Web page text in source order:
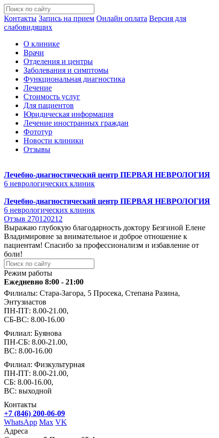
Контакты Запись на прием Онлайн оплата Версия для
слабовидящих
О клинике
Врачи
Отделения и центры
Заболевания и симптомы
Функциональная диагностика
Лечение
Стоимость услуг
Для пациентов
Юридическая информация
Лечение иностранных граждан
Фототур
Новости клиники
Отзывы
Лечебно-диагностический центр ПЕРВАЯ НЕВРОЛОГИЯ
6 неврологических клиник
Лечебно-диагностический центр ПЕРВАЯ НЕВРОЛОГИЯ
6 неврологических клиник
Отзыв 270120212
Выражаю глубокую благодарность доктору Безгиной Елене
Владимировне за внимательное и доброе отношение к
пациентам! Спасибо за профессионализм и избавление от
боли!
Режим работы
Ежедневно 8:00 - 21:00
Филиалы: Стара-Загора, 5 Просека, Степана Разина,
Энтузиастов
ПН-ПТ: 8.00-21.00,
СБ-ВС: 8.00-16.00
Филиал: Буянова
ПН-СБ: 8.00-21.00,
ВС: 8.00-16.00
Филиал: Физкультурная
ПН-ПТ: 8.00-21.00,
СБ: 8.00-16.00,
ВС: выходной
Контакты
+7 (846) 200-06-09
WhatsApp Max VK
Адреса